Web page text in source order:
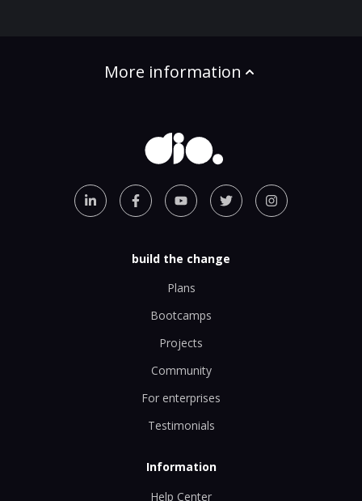
More information
build the change
Plans
Bootcamps
Projects
Community
For enterprises
Testimonials
Information
Help Center